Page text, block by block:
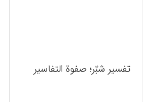
تفسیر شبّر؛ صفوة التفاسیر